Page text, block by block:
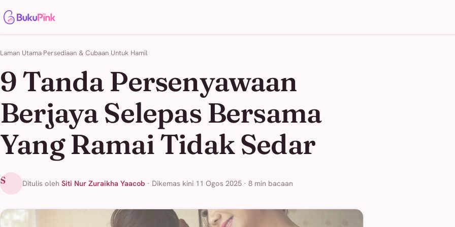
Laman Utama Persediaan & Cubaan Untuk Hamil
9 Tanda Persenyawaan
Berjaya Selepas Bersama
Yang Ramai Tidak Sedar
S Ditulis oleh Siti Nur Zuraikha Yaacob · Dikemas kini 11 Ogos 2025 · 8 min bacaan